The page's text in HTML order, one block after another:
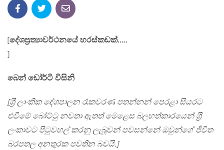
[දේශප‍්‍රත්‍යාවර්ථනයේ හරස්කඩක්…..
]
බෙන් ඩෝර්ටි විසිනි
[ශ‍්‍රී ලාංකික දේශපාලන රැකවරණ පතන්නන් පෙරළා සියරට
එවීමේ බෝට්ටු නවතා ඇතත් මෙළෙස බලහත්කාරයෙන් ශ‍්‍රී
ලංකාවට පිටුවහල් කරනු ලැබූවන් පවසන්නේ ඔවුන්ගේ ජීවිත
බරපතල අනතුරක පවතින බවයි.]